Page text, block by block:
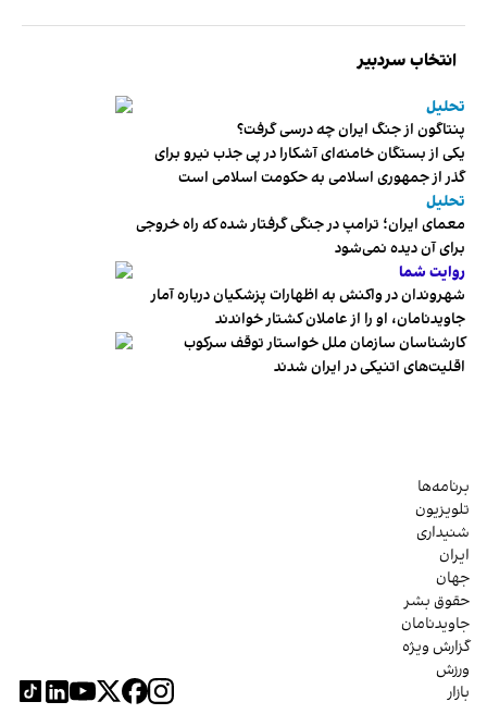
انتخاب سردبیر
تحلیل
پنتاگون از جنگ ایران چه درسی گرفت؟
یکی از بستگان خامنه‌ای آشکارا در پی جذب نیرو برای
گذر از جمهوری اسلامی به حکومت اسلامی است
تحلیل
معمای ایران؛ ترامپ در جنگی گرفتار شده که راه خروجی
برای آن دیده نمی‌شود
روایت شما
شهروندان در واکنش به اظهارات پزشکیان درباره آمار
جاویدنامان، او را از عاملان کشتار خواندند
کارشناسان سازمان ملل خواستار توقف سرکوب
اقلیت‌های اتنیکی در ایران شدند
برنامه‌ها
تلویزیون
شنیداری
ایران
جهان
حقوق بشر
جاویدنامان
گزارش ویژه
ورزش
بازار